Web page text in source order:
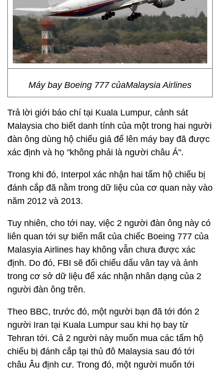
Máy bay Boeing 777 củaMalaysia Airlines
Trả lời giới báo chí tại Kuala Lumpur, cảnh sát
Malaysia cho biết danh tính của một trong hai người
đàn ông dùng hộ chiếu giả để lên máy bay đã được
xác định và họ "không phải là người châu Á".
Trong khi đó, Interpol xác nhận hai tấm hộ chiếu bị
đánh cắp đã nằm trong dữ liệu của cơ quan này vào
năm 2012 và 2013.
Tuy nhiên, cho tới nay, việc 2 người đàn ông này có
liên quan tới sự biến mất của chiếc Boeing 777 của
Malasyia Airlines hay không vẫn chưa được xác
định. Do đó, FBI sẽ đối chiếu dấu vân tay và ảnh
trong cơ sở dữ liệu để xác nhận nhân dạng của 2
người đàn ông trên.
Theo BBC, trước đó, một người bạn đã tới đón 2
người Iran tại Kuala Lumpur sau khi họ bay từ
Tehran tới. Cả 2 người này muốn mua các tấm hộ
chiếu bị đánh cắp tại thủ đô Malaysia sau đó tới
châu Âu định cư. Trong đó, một người muốn tới